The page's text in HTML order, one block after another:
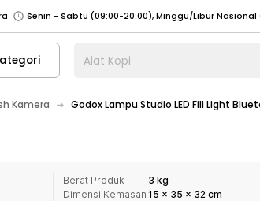
Barat
Senin - Jumat (07:00 - 20:00), Sabtu - Minggu
Senin - Jumat (08:00 - 20:00), Sabtu - Minggu/ Libur
Senin - Jumat (08:00 - 20:00), Sabtu - Minggu/ Libur
Senin - Sabtu (09:00-20:00), Minggu/Libur
Senin - Sabtu (09:00-20:00), Minggu/Libur
Alat Kopi
Kamera Godox Lampu Studio LED Fill Light
Berat Produk
3 kg
Dimensi Kemasan 15 x 35 x 32 cm